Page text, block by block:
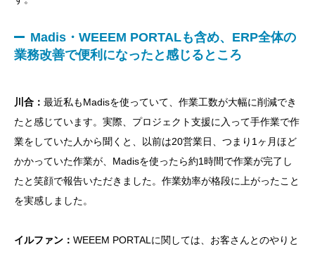
Madis・WEEEM PORTALも含め、ERP全体の
業務改善で便利になったと感じるところ
川合： 最近私もMadisを使っていて、作業工数が大幅に削減でき
たと感じています。実際、プロジェクト支援に入って手作業で作
業をしていた人から聞くと、以前は20営業日、つまり1ヶ月ほど
かかっていた作業が、Madisを使ったら約1時間で作業が完了し
たと笑顔で報告いただきました。作業効率が格段に上がったこと
を実感しました。
イルファン： WEEEM PORTALに関しては、お客さんとのやりと